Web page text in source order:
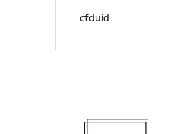
__cfduid